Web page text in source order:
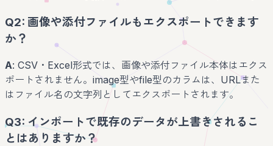
Q2: 画像や添付ファイルもエクスポートできます
か？
A: CSV・Excel形式では、画像や添付ファイル本体はエクス
ポートされません。image型やfile型のカラムは、URLまた
はファイル名の文字列としてエクスポートされます。
Q3: インポートで既存のデータが上書きされるこ
とはありますか？